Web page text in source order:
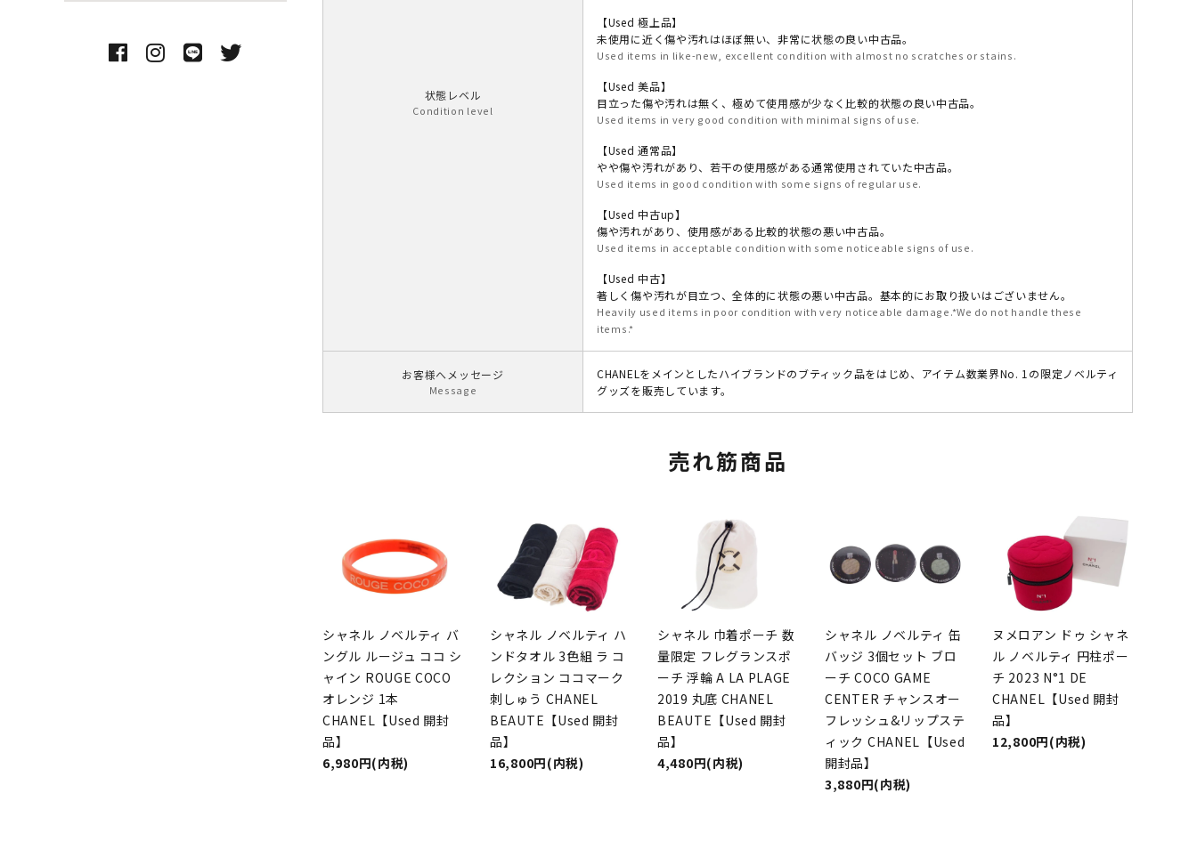
状態レベル
Condition level
【Used 極上品】
未使用に近く傷や汚れはほぼ無い、非常に状態の良い中古品。
Used items in like-new, excellent condition with almost no scratches or stains.
【Used 美品】
目立った傷や汚れは無く、極めて使用感が少なく比較的状態の良い中古品。
Used items in very good condition with minimal signs of use.
【Used 通常品】
やや傷や汚れがあり、若干の使用感がある通常使用されていた中古品。
Used items in good condition with some signs of regular use.
【Used 中古up】
傷や汚れがあり、使用感がある比較的状態の悪い中古品。
Used items in acceptable condition with some noticeable signs of use.
【Used 中古】
著しく傷や汚れが目立つ、全体的に状態の悪い中古品。基本的にお取り扱いはございません。
Heavily used items in poor condition with very noticeable damage.*We do not handle these
items.*
お客様へメッセージ
Message
CHANELをメインとしたハイブランドのブティック品をはじめ、アイテム数業界No. 1の限定ノベルティ
グッズを販売しています。
売れ筋商品
シャネル ノベルティ バ
ングル ルージュ ココ シ
ャイン ROUGE COCO
オレンジ 1本
CHANEL【Used 開封
品】
6,980円(内税)
シャネル ノベルティ ハ
ンドタオル 3色組 ラ コ
レクション ココマーク
刺しゅう CHANEL
BEAUTE【Used 開封
品】
16,800円(内税)
シャネル 巾着ポーチ 数
量限定 フレグランスポ
ーチ 浮輪 A LA PLAGE
2019 丸底 CHANEL
BEAUTE【Used 開封
品】
4,480円(内税)
シャネル ノベルティ 缶
バッジ 3個セット ブロ
ーチ COCO GAME
CENTER チャンスオー
フレッシュ&リップステ
ィック CHANEL【Used
開封品】
3,880円(内税)
ヌメロアン ドゥ シャネ
ル ノベルティ 円柱ポー
チ 2023 N°1 DE
CHANEL【Used 開封
品】
12,800円(内税)